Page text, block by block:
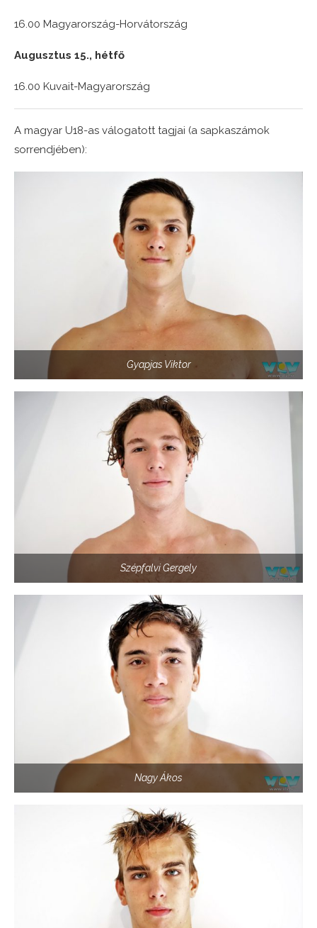
16.00 Magyarország-Horvátország
Augusztus 15., hétfő
16.00 Kuvait-Magyarország
A magyar U18-as válogatott tagjai (a sapkaszámok
sorrendjében):
Gyapjas Viktor
Szépfalvi Gergely
Nagy Ákos